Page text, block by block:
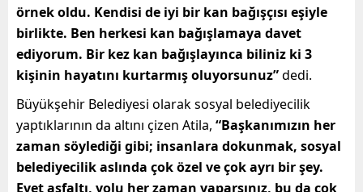
örnek oldu. Kendisi de iyi bir kan bağışçısı eşiyle
birlikte. Ben herkesi kan bağışlamaya davet
ediyorum. Bir kez kan bağışlayınca biliniz ki 3
kişinin hayatını kurtarmış oluyorsunuz”dedi.
Büyükşehir Belediyesi olarak sosyal belediyecilik
yaptıklarının da altını çizen Atila, “Başkanımızın her
zaman söylediği gibi; insanlara dokunmak, sosyal
belediyecilik aslında çok özel ve çok ayrı bir şey.
Evet asfaltı, yolu her zaman yaparsınız, bu da çok